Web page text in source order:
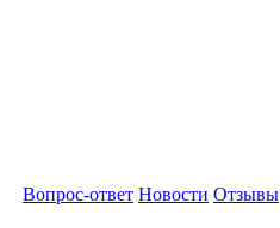
Вопрос-ответ Новости Отзывы